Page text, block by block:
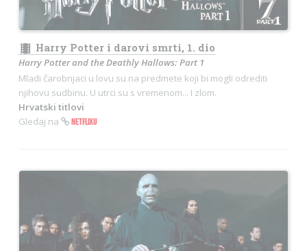
theaters Harry Potter i darovi smrti, 1. dio
Harry Potter and the Deathly Hallows: Part 1
Mladi čarobnjaci u lovu su na predmete koji bi mogli odrediti
njihovu sudbinu. U utrci su s vremenom... I zlom.
Hrvatski titlovi
Gledaj na
NETFLIXU